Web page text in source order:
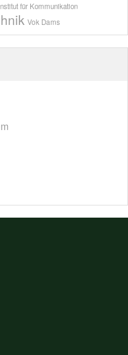
für Kommunikation
Vok Dams